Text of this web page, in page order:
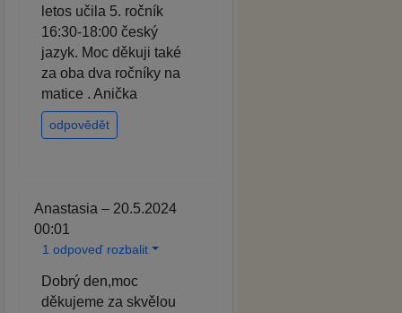
letos učila 5. ročník
16:30-18:00 český
jazyk. Moc děkuji také
za oba dva ročníky na
matice . Anička
odpovědět
Anastasia – 20.5.2024
00:01
1 odpoveď rozbalit
Dobrý den,moc
děkujeme za skvělou